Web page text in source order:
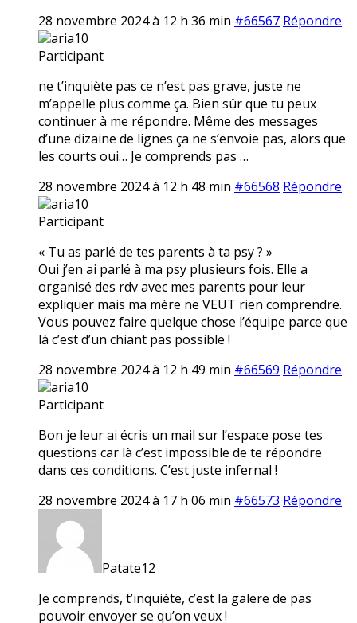
28 novembre 2024 à 12 h 36 min #66567 Répondre
aria10
Participant
ne t’inquiète pas ce n’est pas grave, juste ne
m’appelle plus comme ça. Bien sûr que tu peux
continuer à me répondre. Même des messages
d’une dizaine de lignes ça ne s’envoie pas, alors que
les courts oui… Je comprends pas …
28 novembre 2024 à 12 h 48 min #66568 Répondre
aria10
Participant
« Tu as parlé de tes parents à ta psy ? »
Oui j’en ai parlé à ma psy plusieurs fois. Elle a
organisé des rdv avec mes parents pour leur
expliquer mais ma mère ne VEUT rien comprendre.
Vous pouvez faire quelque chose l’équipe parce que
là c’est d’un chiant pas possible !
28 novembre 2024 à 12 h 49 min #66569 Répondre
aria10
Participant
Bon je leur ai écris un mail sur l’espace pose tes
questions car là c’est impossible de te répondre
dans ces conditions. C’est juste infernal !
28 novembre 2024 à 17 h 06 min #66573 Répondre
Patate12
Je comprends, t’inquiète, c’est la galere de pas
pouvoir envoyer se qu’on veux !